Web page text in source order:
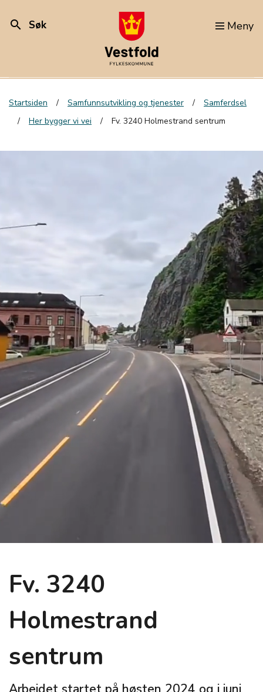
search Søk Meny
Startsiden Samfunnsutvikling og tjenester
Samferdsel
Her bygger vi vei
Fv. 3240 Holmestrand sentrum
Fv. 3240
Holmestrand
sentrum